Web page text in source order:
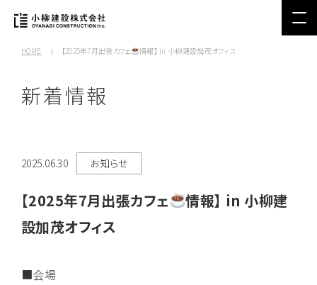
HOME 【2025年7月出張カフェ 情報】 in 小柳建設加茂オフィス
新着情報
2025.06.30 お知らせ
【2025年7月出張カフェ
情報】 in 小柳建
設加茂オフィス
■会場